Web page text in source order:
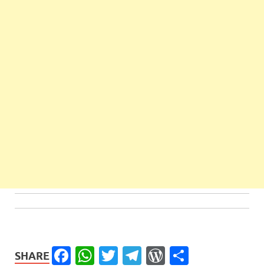
SHARE Facebook
WhatsApp
Twitter
Telegram
WordPress